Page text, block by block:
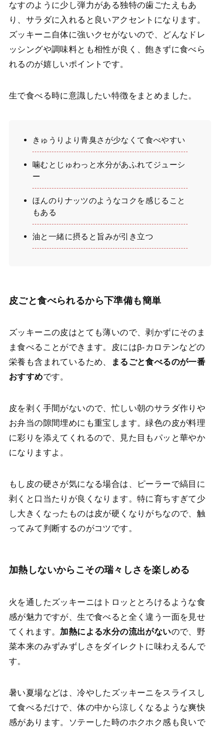
なすのように少し弾力がある独特の歯ごたえもあ
り、サラダに入れると良いアクセントになります。
ズッキーニ自体に強いクセがないので、どんなドレ
ッシングや調味料とも相性が良く、飽きずに食べら
れるのが嬉しいポイントです。
生で食べる時に意識したい特徴をまとめました。
きゅうりより青臭さが少なくて食べやすい
噛むとじゅわっと水分があふれてジューシ
ー
ほんのりナッツのようなコクを感じること
もある
油と一緒に摂ると旨みが引き立つ
皮ごと食べられるから下準備も簡単
ズッキーニの皮はとても薄いので、剥かずにそのま
ま食べることができます。皮にはβ-カロテンなどの
栄養も含まれているため、
まるごと食べるのが一番
おすすめです。
皮を剥く手間がないので、忙しい朝のサラダ作りや
お弁当の隙間埋めにも重宝します。緑色の皮が料理
に彩りを添えてくれるので、見た目もパッと華やか
になりますよ。
もし皮の硬さが気になる場合は、ピーラーで縞目に
剥くと口当たりが良くなります。特に育ちすぎて少
し大きくなったものは皮が硬くなりがちなので、触
ってみて判断するのがコツです。
加熱しないからこその瑞々しさを楽しめる
火を通したズッキーニはトロッととろけるような食
感が魅力ですが、生で食べると全く違う一面を見せ
てくれます。 加熱による水分の流出がないので、野
菜本来のみずみずしさをダイレクトに味わえるんで
す。
暑い夏場などは、冷やしたズッキーニをスライスし
て食べるだけで、体の中から涼しくなるような爽快
感があります。ソテーした時のホクホク感も良いで